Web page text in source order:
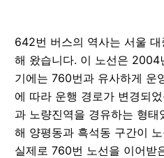
642번 버스의 역사는 서울
해 왔습니다. 이 노선은 2004
기에는 760번과 유사하게 운
에 따라 운행 경로가 변경되
과 노량진역을 경유하는 형태
해 양평동과 흑석동 구간이
실제로 760번 노선을 이어받